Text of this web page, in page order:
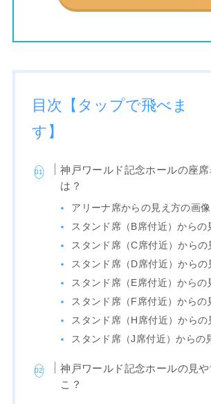
目次【タップで飛べま
す】
神戸ワールド記念ホールの座
は？
アリーナ席からの見え方の画像
スタンド席（B席付近）からの
スタンド席（C席付近）からの
スタンド席（D席付近）からの
スタンド席（E席付近）からの
スタンド席（F席付近）からの
スタンド席（H席付近）からの
スタンド席（J席付近）からの
神戸ワールド記念ホールの見
こ？